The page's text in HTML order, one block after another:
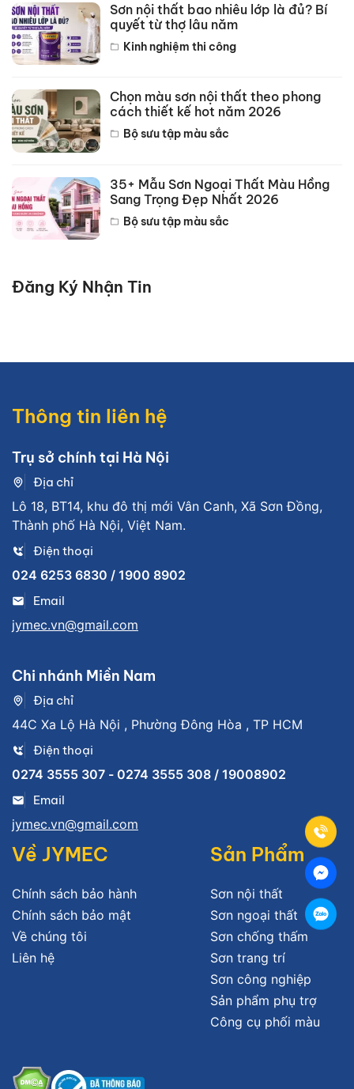
Sơn nội thất bao nhiêu lớp là đủ? Bí
quyết từ thợ lâu năm
Kinh nghiệm thi công
Chọn màu sơn nội thất theo phong
cách thiết kế hot năm 2026
Bộ sưu tập màu sắc
35+ Mẫu Sơn Ngoại Thất Màu Hồng
Sang Trọng Đẹp Nhất 2026
Bộ sưu tập màu sắc
Đăng Ký Nhận Tin
Thông tin liên hệ
Trụ sở chính tại Hà Nội
Địa chỉ
Lô 18, BT14, khu đô thị mới Vân Canh, Xã Sơn Đồng,
Thành phố Hà Nội, Việt Nam.
Điện thoại
024 6253 6830 / 1900 8902
Email
jymec.vn@gmail.com
Chi nhánh Miền Nam
Địa chỉ
44C Xa Lộ Hà Nội , Phường Đông Hòa , TP HCM
Điện thoại
0274 3555 307 - 0274 3555 308 / 19008902
Email
jymec.vn@gmail.com
Về JYMEC
Chính sách bảo hành
Chính sách bảo mật
Về chúng tôi
Liên hệ
Sản Phẩm
Sơn nội thất
Sơn ngoại thất
Sơn chống thấm
Sơn trang trí
Sơn công nghiệp
Sản phẩm phụ trợ
Công cụ phối màu